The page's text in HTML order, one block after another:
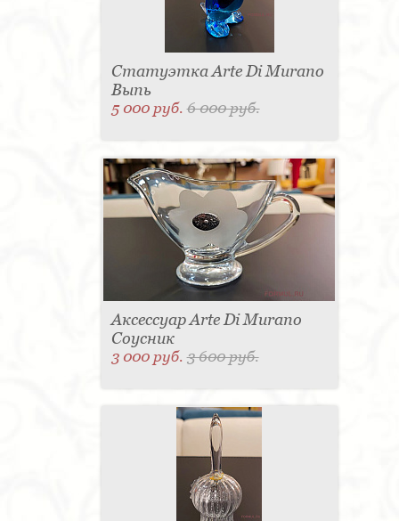
Статуэтка Arte Di Murano
Выпь
5 000 руб.6 000 руб.
Аксессуар Arte Di Murano
Соусник
3 000 руб.3 600 руб.